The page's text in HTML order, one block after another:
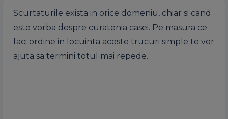
Scurtaturile exista in orice domeniu, chiar si cand
este vorba despre curatenia casei. Pe masura ce
faci ordine in locuinta aceste trucuri simple te vor
ajuta sa termini totul mai repede.